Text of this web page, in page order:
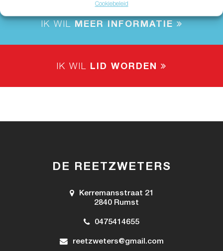
Cookiebeleid
IK WIL MEER INFORMATIE
IK WIL LID WORDEN
DE REETZWETERS
Kerremansstraat 21
2840 Rumst
0475414655
reetzweters@gmail.com